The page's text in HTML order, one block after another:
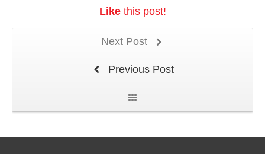
Likethis post!
Next Post
Previous Post